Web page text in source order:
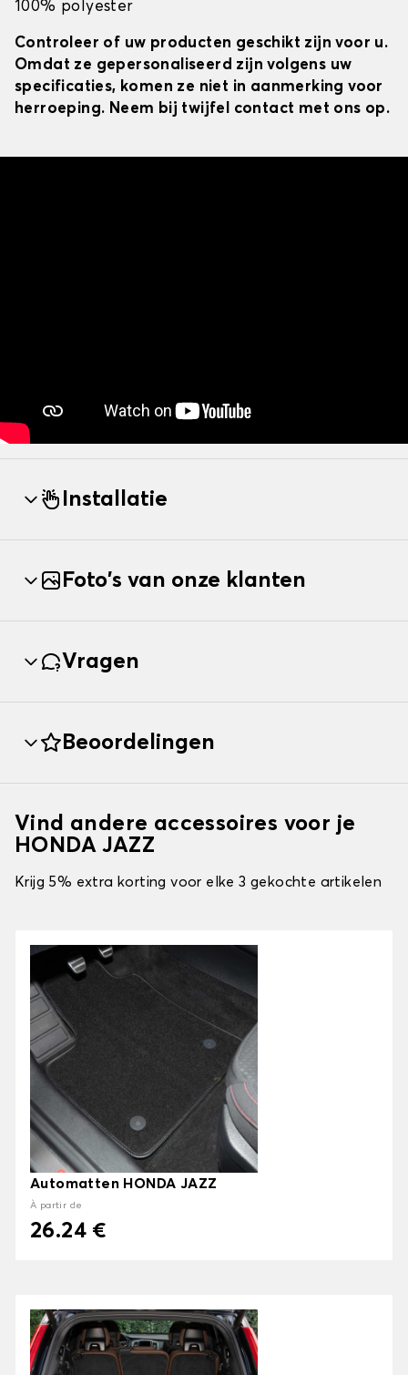
100% polyester
Controleer of uw producten geschikt zijn voor u.
Omdat ze gepersonaliseerd zijn volgens uw
specificaties, komen ze niet in aanmerking voor
herroeping. Neem bij twijfel contact met ons op.
Installatie
Foto's van onze klanten
Vragen
Beoordelingen
Vind andere accessoires voor je
HONDA JAZZ
Krijg 5% extra korting voor elke 3 gekochte artikelen
Automatten HONDA JAZZ
À partir de
26.24 €